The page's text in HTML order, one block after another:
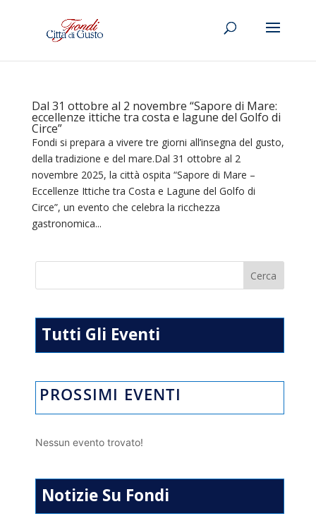
Dal 31 ottobre al 2 novembre “Sapore di Mare:
eccellenze ittiche tra costa e lagune del Golfo di
Circe”
Fondi si prepara a vivere tre giorni all’insegna del gusto,
della tradizione e del mare.Dal 31 ottobre al 2
novembre 2025, la città ospita “Sapore di Mare –
Eccellenze Ittiche tra Costa e Lagune del Golfo di
Circe”, un evento che celebra la ricchezza
gastronomica...
Tutti Gli Eventi
PROSSIMI EVENTI
Nessun evento trovato!
Notizie Su Fondi